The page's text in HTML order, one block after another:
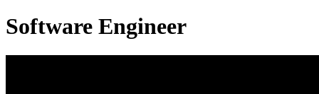
Software Engineer